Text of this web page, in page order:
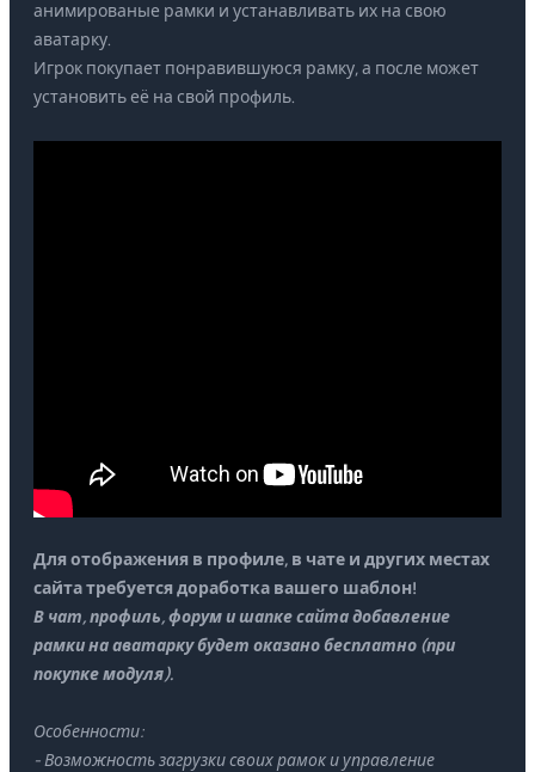
анимированые рамки и устанавливать их на свою
аватарку.
Игрок покупает понравившуюся рамку, а после может
установить её на свой профиль.
Для отображения в профиле, в чате и других местах
сайта требуется доработка вашего шаблон!
В чат, профиль, форум и шапке сайта добавление
рамки на аватарку будет оказано бесплатно (при
покупке модуля).
Особенности:
- Возможность загрузки своих рамок и управление